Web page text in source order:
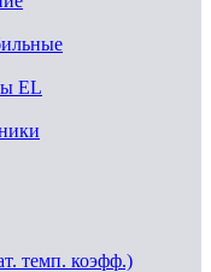
EL
темп. коэфф.)